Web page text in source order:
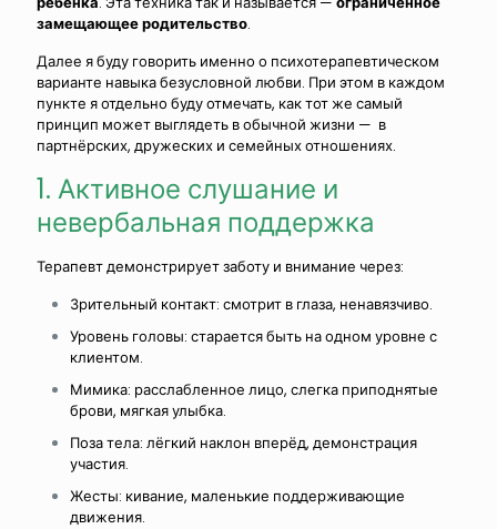
замещающее родительство.
Далее я буду говорить именно о психотерапевтическом
варианте навыка безусловной любви. При этом в каждом
пункте я отдельно буду отмечать, как тот же самый
принцип может выглядеть в обычной жизни — в
партнёрских, дружеских и семейных отношениях.
1. Активное слушание и
невербальная поддержка
Терапевт демонстрирует заботу и внимание через:
Зрительный контакт: смотрит в глаза, ненавязчиво.
Уровень головы: старается быть на одном уровне с
клиентом.
Мимика: расслабленное лицо, слегка приподнятые
брови, мягкая улыбка.
Поза тела: лёгкий наклон вперёд, демонстрация
участия.
Жесты: кивание, маленькие поддерживающие
движения.